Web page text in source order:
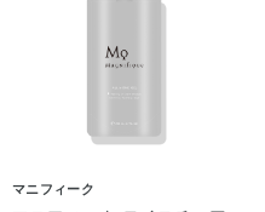
マニフィーク